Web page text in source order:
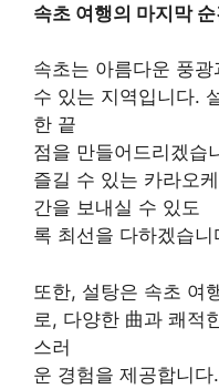
속초 여행의 마지막
속초는 아름다운 풍
수 있는 지역입니다.
한 끝
점을 만들어드리겠습
즐길 수 있는 카라오
간을 보내실 수 있도
록 최선을 다하겠습니
또한, 설탕은 속초 여
로, 다양한 曲과 쾌적
스러
운 경험을 제공합니